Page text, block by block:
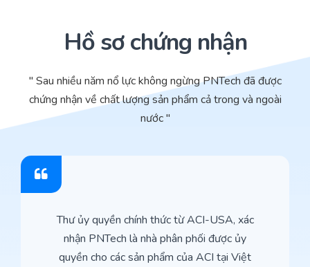
Hồ sơ chứng nhận
" Sau nhiều năm nổ lực không ngừng PNTech đã được
chứng nhận về chất lượng sản phẩm cả trong và ngoài
nước "
Thư ủy quyền chính thức từ ACI-USA, xác
nhận PNTech là nhà phân phối được ủy
quyền cho các sản phẩm của ACI tại Việt